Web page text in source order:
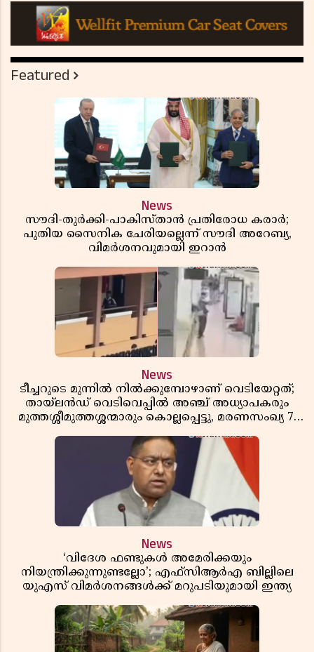
Featured
News
സൗദി-തുർക്കി-പാകിസ്താൻ പ്രതിരോധ കരാർ;
പുതിയ സൈനിക ചേരിയല്ലെന്ന് സൗദി അറേബ്യ,
വിമർശനവുമായി ഇറാൻ
News
ടീച്ചറുടെ മുന്നിൽ നിൽക്കുമ്പോഴാണ് വെടിയേറ്റത്;
തായ്‌ലൻഡ് വെടിവെപ്പിൽ അഞ്ച് അധ്യാപകരും
മുത്തശ്ശീമുത്തശ്ശന്മാരും കൊല്ലപ്പെട്ടു, മരണസംഖ്യ 7;
News
‘വിദേശ ഫണ്ടുകൾ അമേരിക്കയും
നിയന്ത്രിക്കുന്നുണ്ടല്ലോ’; എഫ്സിആർഎ ബില്ലിലെ
യുഎസ് വിമർശനങ്ങൾക്ക് മറുപടിയുമായി ഇന്ത്യ